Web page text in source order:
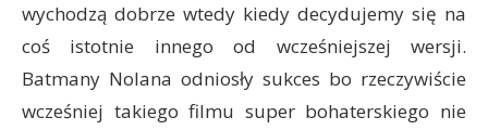
wychodzą dobrze wtedy kiedy decydujemy się na
coś istotnie innego od wcześniejszej wersji.
Batmany Nolana odniosły sukces bo rzeczywiście
wcześniej takiego filmu super bohaterskiego nie